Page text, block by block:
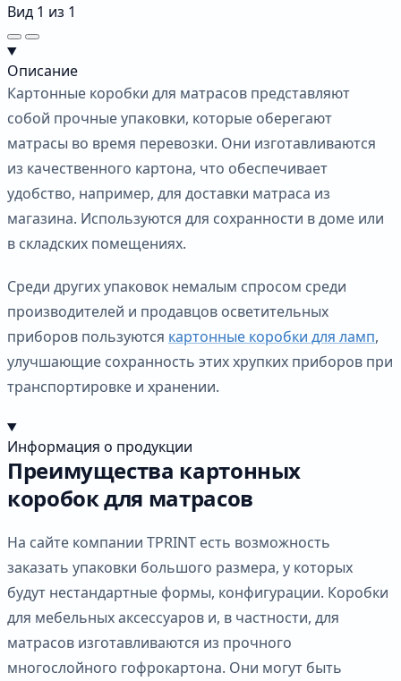
Вид 1 из 1
Описание
Картонные коробки для матрасов представляют
собой прочные упаковки, которые оберегают
матрасы во время перевозки. Они изготавливаются
из качественного картона, что обеспечивает
удобство, например, для доставки матраса из
магазина. Используются для сохранности в доме или
в складских помещениях.
Среди других упаковок немалым спросом среди
производителей и продавцов осветительных
приборов пользуются картонные коробки для ламп,
улучшающие сохранность этих хрупких приборов при
транспортировке и хранении.
Информация о продукции
Преимущества картонных
коробок для матрасов
На сайте компании TPRINT есть возможность
заказать упаковки большого размера, у которых
будут нестандартные формы, конфигурации. Коробки
для мебельных аксессуаров и, в частности, для
матрасов изготавливаются из прочного
многослойного гофрокартона. Они могут быть